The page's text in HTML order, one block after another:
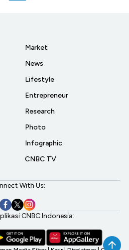
Market
News
Lifestyle
Entrepreneur
Research
Photo
Infographic
CNBC TV
With Us:
CNBC Indonesia: